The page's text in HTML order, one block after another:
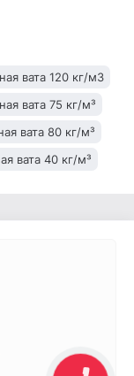
вата Технониколь
вата 120 кг/м3
вата 75 кг/м³
вата 80 кг/м³
вата 40 кг/м³